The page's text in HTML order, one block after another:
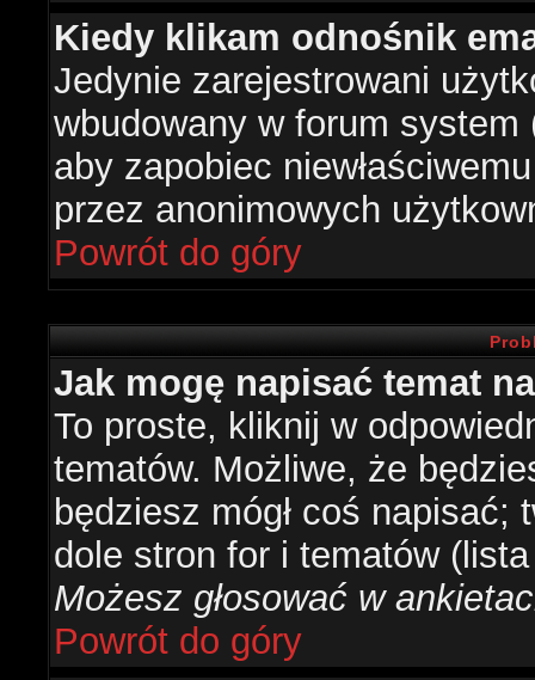
Kiedy klikam odnośnik
Jedynie zarejestrowani
wbudowany w forum system
aby zapobiec
przez anonimowych
Powrót do góry
Jak mogę napisać temat
To proste, kliknij w
tematów. Możliwe, że
będziesz mógł coś
dole stron for i tematów
Możesz głosować w
Powrót do góry